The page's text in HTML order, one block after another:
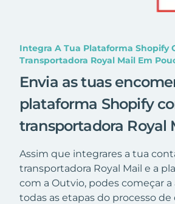
Integra A Tua Plataforma Shopify
Transportadora Royal Mail Em
Envia as tuas
plataforma Shopify
transportadora Royal
Assim que integrares a tua
transportadora Royal Mail e a
com a Outvio, podes começar
todas as etapas do processo de